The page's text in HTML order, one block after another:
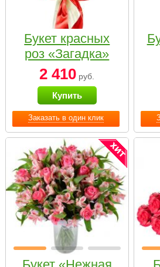
Заказать в один клик
Букет красных
роз «Загадка»
2 410 руб.
Купить